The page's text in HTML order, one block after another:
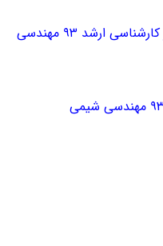
دانلود رایگان دفترچه سوالات کنکور کارشناسی ارشد ۹۳ مهندسی